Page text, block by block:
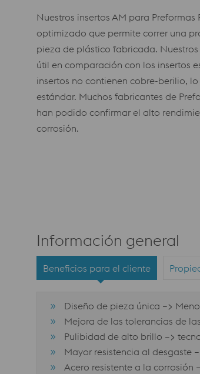
Nuestros insertos AM para
optimizado que permite correr una
pieza de plástico fabricada.
útil en comparación con los insertos
insertos no contienen cobre-berilio,
estándar. Muchos fabricantes de
han podido confirmar el alto
corrosión.
Información general
Beneficios para el cliente
Diseño de pieza única –>
Mejora de las tolerancias de
Pulibidad de alto brillo –>
Mayor resistencia al desgaste
Acero resistente a la corrosión